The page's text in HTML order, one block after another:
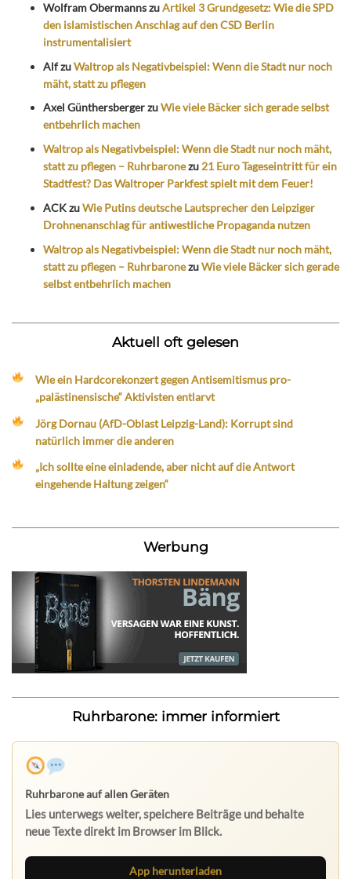
Wolfram ObermannszuArtikel 3 Grundgesetz: Wie die SPD
den islamistischen Anschlag auf den CSD Berlin
instrumentalisiert
AlfzuWaltrop als Negativbeispiel: Wenn die Stadt nur noch
mäht, statt zu pflegen
Axel GünthersbergerzuWie viele Bäcker sich gerade selbst
entbehrlich machen
Waltrop als Negativbeispiel: Wenn die Stadt nur noch mäht,
statt zu pflegen – Ruhrbaronezu 21 Euro Tageseintritt für ein
Stadtfest? Das Waltroper Parkfest spielt mit dem Feuer!
ACKzuWie Putins deutsche Lautsprecher den Leipziger
Drohnenanschlag für antiwestliche Propaganda nutzen
Waltrop als Negativbeispiel: Wenn die Stadt nur noch mäht,
statt zu pflegen – RuhrbaronezuWie viele Bäcker sich gerade
selbst entbehrlich machen
Aktuell oft gelesen
Wie ein Hardcorekonzert gegen Antisemitismus pro-
„palästinensische“ Aktivisten entlarvt
Jörg Dornau (AfD-Oblast Leipzig-Land): Korrupt sind
natürlich immer die anderen
„Ich sollte eine einladende, aber nicht auf die Antwort
eingehende Haltung zeigen“
Werbung
Ruhrbarone: immer informiert
App herunterladen